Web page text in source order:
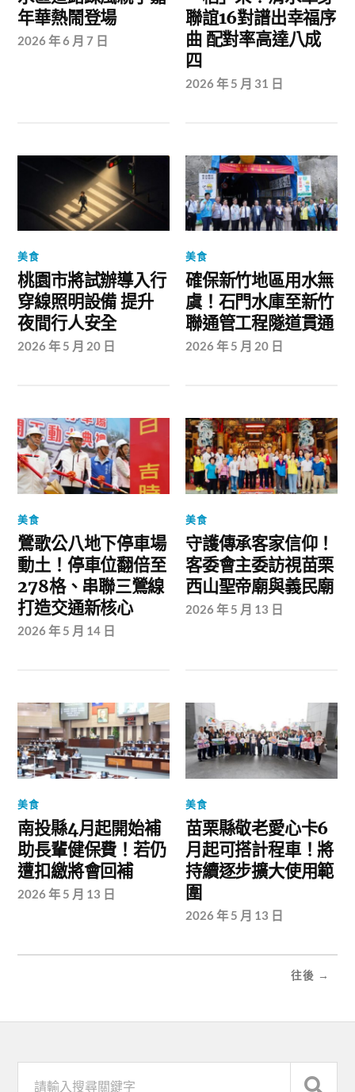
年華熱鬧登場
2026 年 6 月 7 日
聯誼16對譜出幸福序
曲 配對率高達八成
四
2026 年 5 月 31 日
美食
桃園市將試辦導入行
穿線照明設備 提升
夜間行人安全
2026 年 5 月 20 日
美食
確保新竹地區用水無
虞！石門水庫至新竹
聯通管工程隧道貫通
2026 年 5 月 20 日
美食
鶯歌公八地下停車場
動土！停車位翻倍至
278格、串聯三鶯線
打造交通新核心
2026 年 5 月 14 日
美食
守護傳承客家信仰！
客委會主委訪視苗栗
西山聖帝廟與義民廟
2026 年 5 月 13 日
美食
南投縣4月起開始補
助長輩健保費！若仍
遭扣繳將會回補
2026 年 5 月 13 日
美食
苗栗縣敬老愛心卡6
月起可搭計程車！將
持續逐步擴大使用範
圍
2026 年 5 月 13 日
往後 →